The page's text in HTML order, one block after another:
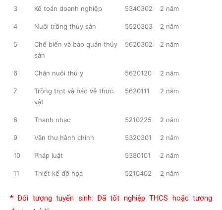
3 Kế toán doanh nghiệp 5340302 2 năm
4 Nuôi trồng thủy sản 5520303 2 năm
5
Chế biến và bảo quản thủy
sản
5620302 2 năm
6 Chăn nuôi thú y 5620120 2 năm
7
Trồng trọt và bảo vệ thực
vật
5620111 2 năm
8 Thanh nhạc 5210225 2 năm
9 Văn thư hành chính 5320301 2 năm
10 Pháp luật 5380101 2 năm
11 Thiết kế đồ họa 5210402 2 năm
* Đối tượng tuyển sinh: Đã tốt nghiệp THCS hoặc tương